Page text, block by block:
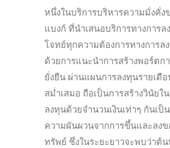
หนึ่งในบริการบริหารความมั่งคั่ง
แบงก์ ที่นำเสนอบริการทางการ
โจทย์ทุกความต้องการทางการล
ด้วยการแนะนำการสร้างพอร์ตก
ยั่งยืน ผ่านแผนการลงทุนรายเดื
สม่ำเสมอ ถือเป็นการสร้างวินัยใ
ลงทุนด้วยจำนวนเงินเท่าๆ กันเป็
ความผันผวนจากการขึ้นและลงข
ทรัพย์ ซึ่งในระยะยาวจะพบว่าต้